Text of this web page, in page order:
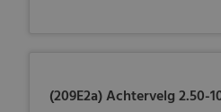
(209E2a) Achtervelg 2.50-